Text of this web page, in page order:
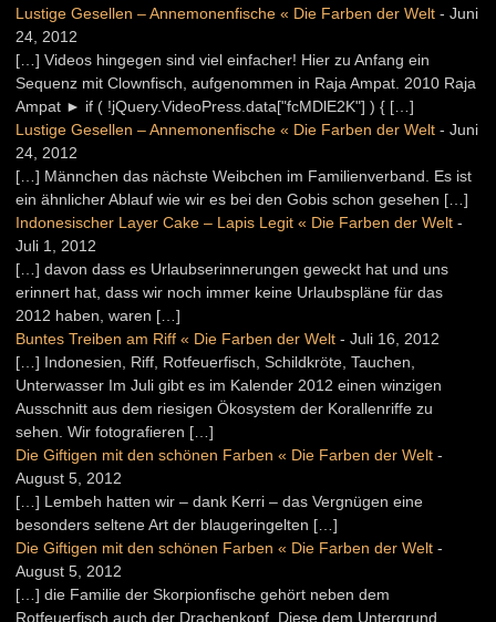
Lustige Gesellen – Annemonenfische « Die Farben der Welt - Juni
24, 2012
[…] Videos hingegen sind viel einfacher! Hier zu Anfang ein
Sequenz mit Clownfisch, aufgenommen in Raja Ampat. 2010 Raja
Ampat ► if ( !jQuery.VideoPress.data["fcMDlE2K"] ) { […]
Lustige Gesellen – Annemonenfische « Die Farben der Welt - Juni
24, 2012
[…] Männchen das nächste Weibchen im Familienverband. Es ist
ein ähnlicher Ablauf wie wir es bei den Gobis schon gesehen […]
Indonesischer Layer Cake – Lapis Legit « Die Farben der Welt -
Juli 1, 2012
[…] davon dass es Urlaubserinnerungen geweckt hat und uns
erinnert hat, dass wir noch immer keine Urlaubspläne für das
2012 haben, waren […]
Buntes Treiben am Riff « Die Farben der Welt - Juli 16, 2012
[…] Indonesien, Riff, Rotfeuerfisch, Schildkröte, Tauchen,
Unterwasser Im Juli gibt es im Kalender 2012 einen winzigen
Ausschnitt aus dem riesigen Ökosystem der Korallenriffe zu
sehen. Wir fotografieren […]
Die Giftigen mit den schönen Farben « Die Farben der Welt -
August 5, 2012
[…] Lembeh hatten wir – dank Kerri – das Vergnügen eine
besonders seltene Art der blaugeringelten […]
Die Giftigen mit den schönen Farben « Die Farben der Welt -
August 5, 2012
[…] die Familie der Skorpionfische gehört neben dem
Rotfeuerfisch auch der Drachenkopf. Diese dem Untergrund